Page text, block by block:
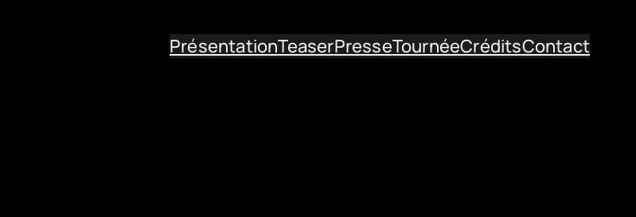
PrésentationTeaserPresseTournéeCréditsContact